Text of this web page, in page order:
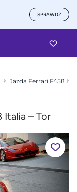
SPRAWDŹ
Jazda Ferrari F458
Italia – Tor